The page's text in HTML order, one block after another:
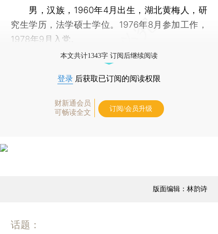
男，汉族，1960年4月出生，湖北黄梅人，研
究生学历，法学硕士学位。1976年8月参加工作，
1978年9月入党。
本文共计1343字 订阅后继续阅读
登录 后获取已订阅的阅读权限
财新通会员
可畅读全文
订阅/会员升级
版面编辑：林韵诗
话题：